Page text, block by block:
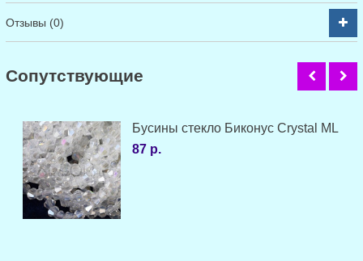
Отзывы (0)
Cопутствующие
Бусины стекло Биконус Crystal ML
87 р.